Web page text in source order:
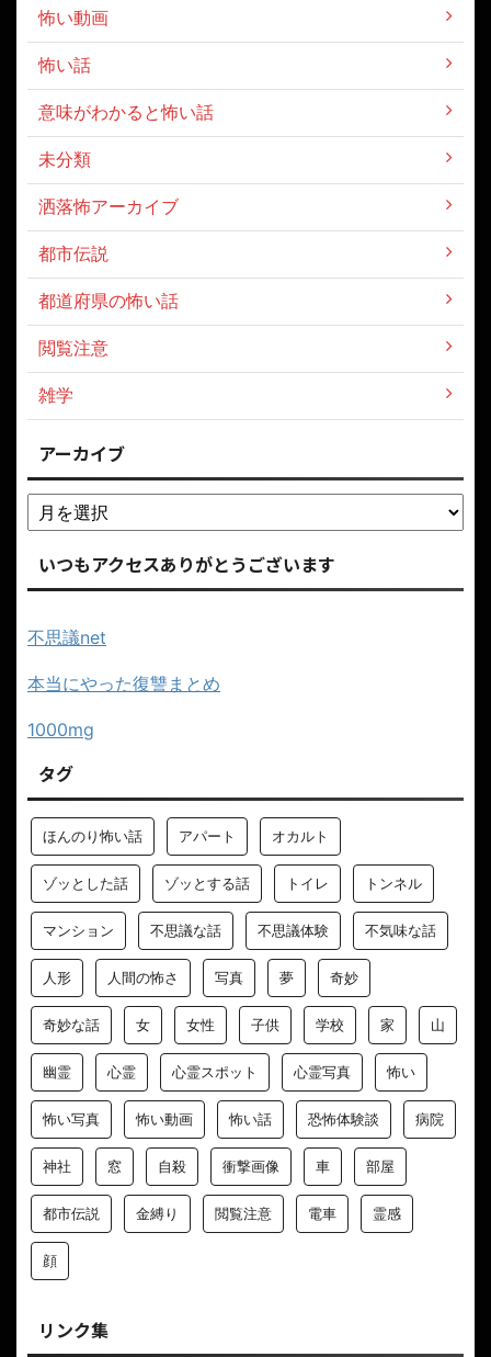
怖い動画
怖い話
意味がわかると怖い話
未分類
洒落怖アーカイブ
都市伝説
都道府県の怖い話
閲覧注意
雑学
アーカイブ
いつもアクセスありがとうございます
不思議net
本当にやった復讐まとめ
1000mg
タグ
ほんのり怖い話 アパート オカルト
ゾッとした話 ゾッとする話 トイレ トンネル
マンション 不思議な話 不思議体験 不気味な話
人形 人間の怖さ 写真 夢 奇妙
奇妙な話 女 女性 子供 学校 家 山
幽霊 心霊 心霊スポット 心霊写真 怖い
怖い写真 怖い動画 怖い話 恐怖体験談 病院
神社 窓 自殺 衝撃画像 車 部屋
都市伝説 金縛り 閲覧注意 電車 霊感
顔
リンク集